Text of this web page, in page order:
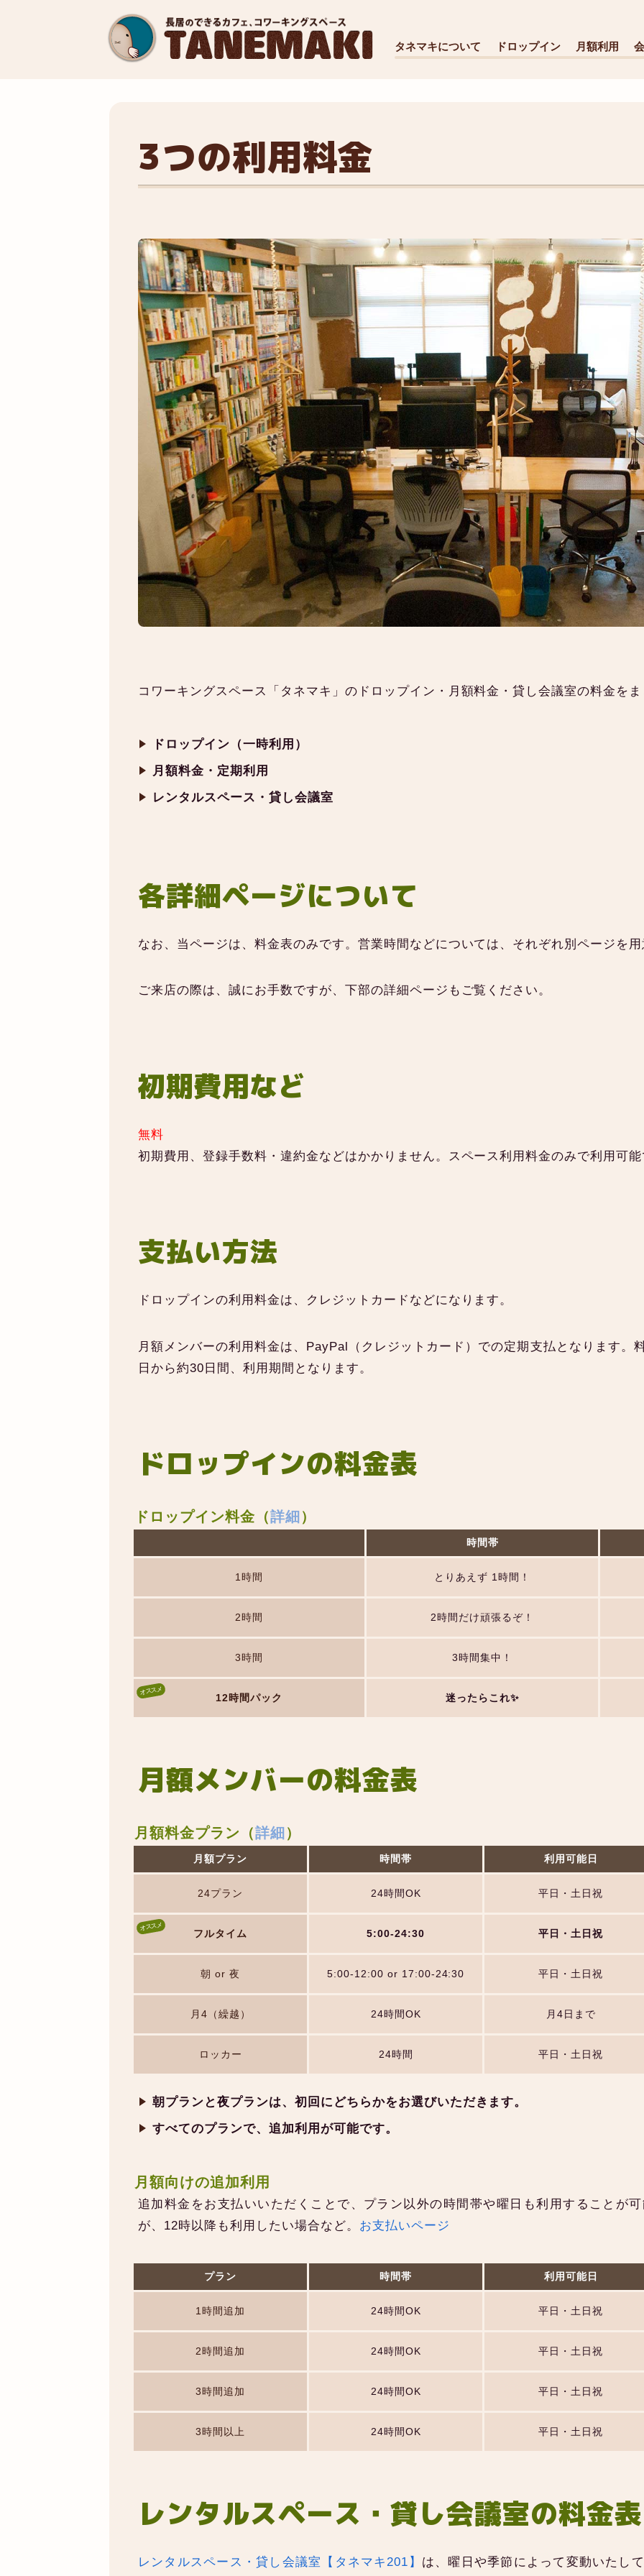
タネマキについて ドロップイン 月額利用
3つの利用料金
コワーキングスペース「タネマキ」のドロップイン・月額料金・貸し会議室の料金を
ドロップイン（一時利用）
月額料金・定期利用
レンタルスペース・貸し会議室
各詳細ページについて
なお、当ページは、料金表のみです。営業時間などについては、それぞれ別ページを
ご来店の際は、誠にお手数ですが、下部の詳細ページもご覧ください。
初期費用など
無料
初期費用、登録手数料・違約金などはかかりません。スペース利用料金のみで利用可
支払い方法
ドロップインの利用料金は、クレジットカードなどになります。
月額メンバーの利用料金は、PayPal（クレジットカード）での定期支払となります。
日から約30日間、利用期間となります。
ドロップインの料金表
ドロップイン料金（詳細 ）
時間帯
1時間 とりあえず 1時間！
2時間 2時間だけ頑張るぞ！
3時間 3時間集中！
12時間パック 迷ったらこれ✨
月額メンバーの料金表
月額料金プラン（詳細 ）
月額プラン 時間帯 利用可能日
24プラン 24時間OK 平日・土日祝
フルタイム 5:00-24:30 平日・土日祝
朝 or 夜 5:00-12:00 or 17:00-24:30 平日・土日祝
月4（繰越） 24時間OK 月4日まで
ロッカー 24時間 平日・土日祝
朝プランと夜プランは、初回にどちらかをお選びいただきます。
すべてのプランで、追加利用が可能です。
月額向けの追加利用
追加料金をお支払いいただくことで、プラン以外の時間帯や曜日も利用することが
が、12時以降も利用したい場合など。 お支払いページ
プラン 時間帯 利用可能日
1時間追加 24時間OK 平日・土日祝
2時間追加 24時間OK 平日・土日祝
3時間追加 24時間OK 平日・土日祝
3時間以上 24時間OK 平日・土日祝
レンタルスペース・貸し会議室の料金表
レンタルスペース・貸し会議室【タネマキ201】 は、曜日や季節によって変動いたし